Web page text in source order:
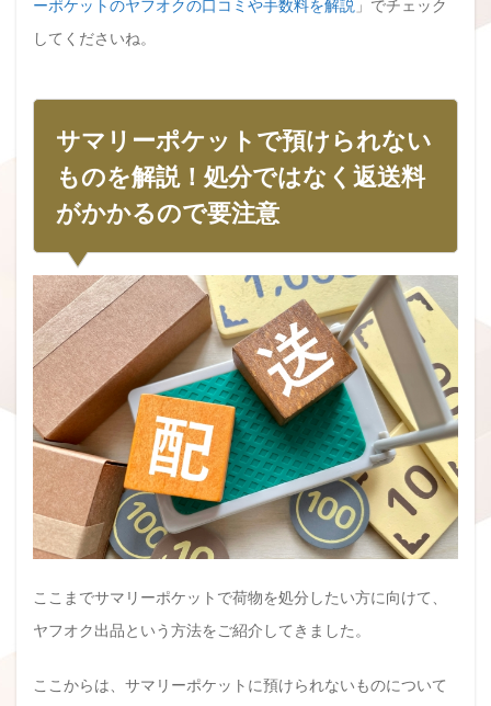
ーポケットのヤフオクの口コミや手数料を解説 」でチェック
してくださいね。
サマリーポケットで預けられない
ものを解説！処分ではなく返送料
がかかるので要注意
ここまでサマリーポケットで荷物を処分したい方に向けて、
ヤフオク出品という方法をご紹介してきました。
ここからは、サマリーポケットに預けられないものについて